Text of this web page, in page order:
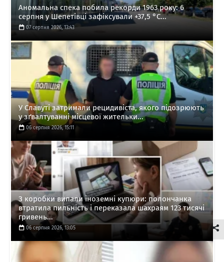
Аномальна спека побила рекорди 1963 року: 6
серпня у Шепетівці зафіксували +37,5 °C...
07 серпня 2026, 13:43
У Славуті затримали рецидивіста, якого підозрюють
у зґвалтуванні місцевої жительки...
06 серпня 2026, 15:11
З коробки випали іноземні купюри: полончанка
втратила пильність і переказала шахраям 123 тисячі
гривень...
06 серпня 2026, 13:05